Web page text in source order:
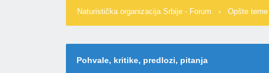
Naturistička organizacija Srbije - Forum › Opšte teme
Pohvale, kritike, predlozi, pitanja